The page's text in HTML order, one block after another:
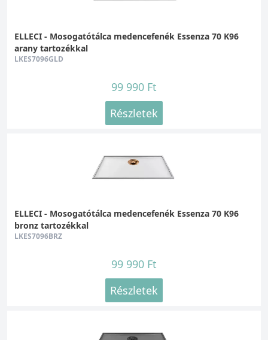
ELLECI - Mosogatótálca medencefenék Essenza 70 K96
arany tartozékkal
LKES7096GLD
99 990 Ft
Részletek
ELLECI - Mosogatótálca medencefenék Essenza 70 K96
bronz tartozékkal
LKES7096BRZ
99 990 Ft
Részletek